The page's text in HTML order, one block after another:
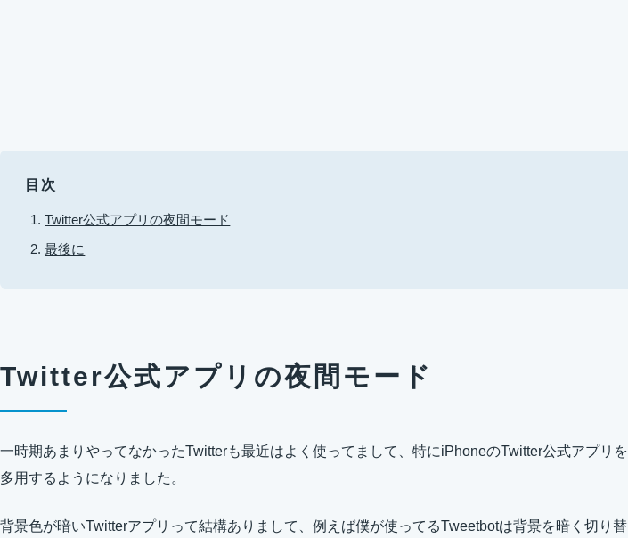
目次
Twitter公式アプリの夜間モード
最後に
Twitter公式アプリの夜間モード
一時期あまりやってなかったTwitterも最近はよく使ってまして、特にiPhoneのTwitter公式アプリを
多用するようになりました。
背景色が暗いTwitterアプリって結構ありまして、例えば僕が使ってるTweetbotは背景を暗く切り替